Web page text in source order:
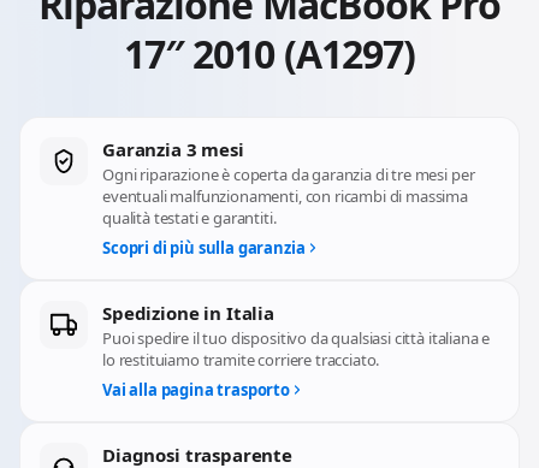
17″ 2010 (A1297)
Garanzia 3 mesi
Ogni riparazione è coperta da garanzia di tre mesi per
eventuali malfunzionamenti, con ricambi di massima
qualità testati e garantiti.
Scopri di più sulla garanzia
Spedizione in Italia
Puoi spedire il tuo dispositivo da qualsiasi città italiana e
lo restituiamo tramite corriere tracciato.
Vai alla pagina trasporto
Diagnosi trasparente